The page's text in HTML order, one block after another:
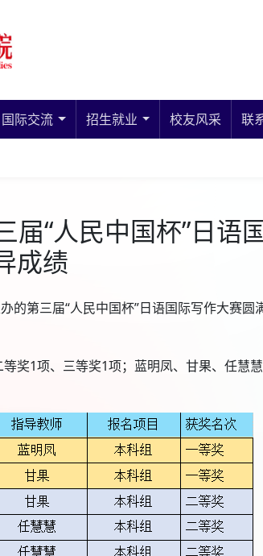
国际交流 招生就业 校友风采 联
“人民中国杯”日语
成绩
第三届“人民中国杯”日语国际写作大赛
奖1项、三等奖1项；蓝明凤、甘果、任慧